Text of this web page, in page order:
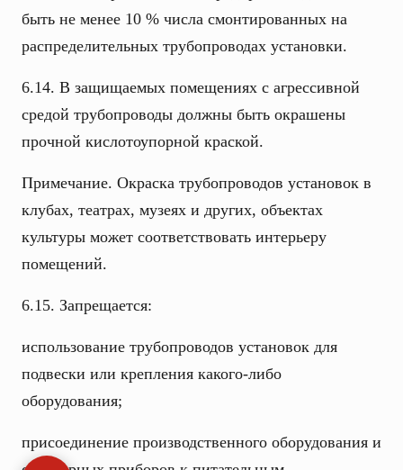
быть не менее 10 % числа смонтированных на
распределительных трубопроводах установки.
6.14. В защищаемых помещениях с агрессивной
средой трубопроводы должны быть окрашены
прочной кислотоупорной краской.
Примечание. Окраска трубопроводов установок в
клубах, театрах, музеях и других, объектах
культуры может соответствовать интерьеру
помещений.
6.15. Запрещается:
использование трубопроводов установок для
подвески или крепления какого-либо
оборудования;
присоединение производственного оборудования и